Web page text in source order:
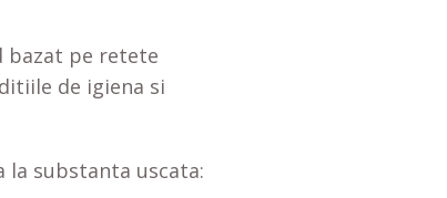
bazat pe retete
de igiena si
la substanta uscata: